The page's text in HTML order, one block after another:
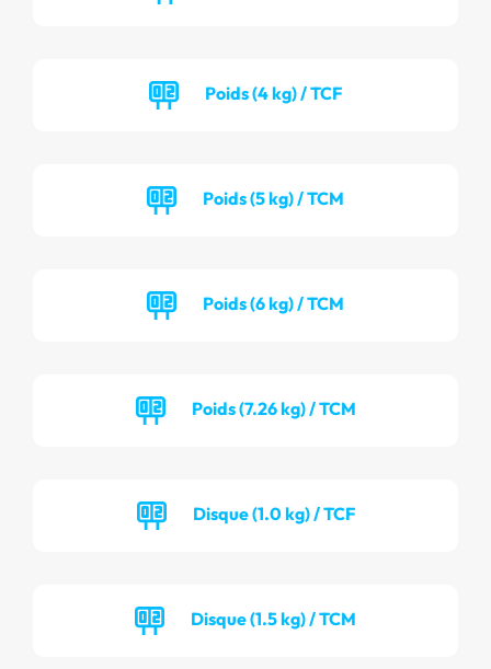
Poids (4 kg) / TCF
Poids (5 kg) / TCM
Poids (6 kg) / TCM
Poids (7.26 kg) / TCM
Disque (1.0 kg) / TCF
Disque (1.5 kg) / TCM